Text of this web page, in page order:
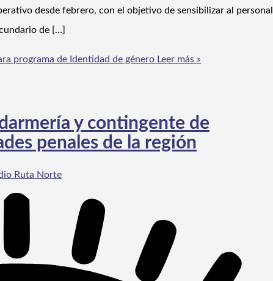
desde febrero, con el objetivo de sensibilizar al
de […]
programa de Identidad de género Leer más »
y contingente de
penales de la región
Ruta Norte